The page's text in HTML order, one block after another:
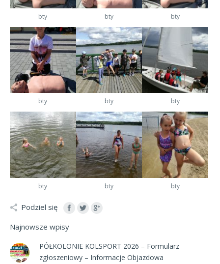
bty bty bty
bty bty bty
bty bty bty
Podziel się
Najnowsze wpisy
PÓŁKOLONIE KOLSPORT 2026 – Formularz
zgłoszeniowy – Informacje Objazdowa